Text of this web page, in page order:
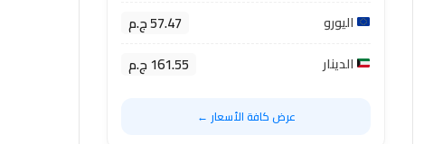
اليورو 57.47 ج.م
الدينار 161.55 ج.م
عرض كافة الأسعار ←